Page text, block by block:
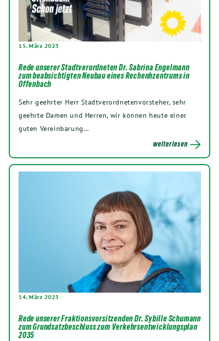
15. März 2023
Rede unserer Stadtverordneten Dr. Sabrina Engelmann
zum beabsichtigten Neubau eines Rechenhzentrums in
Offenbach
Sehr geehrter Herr Stadtverordnetenvorsteher, sehr
geehrte Damen und Herren, wir können heute einer
guten Vereinbarung…
weiterlesen
14. März 2023
Rede unserer Fraktionsvorsitzenden Dr. Sybille Schumann
zum Grundsatzbeschluss zum Verkehrsentwicklungsplan
2035